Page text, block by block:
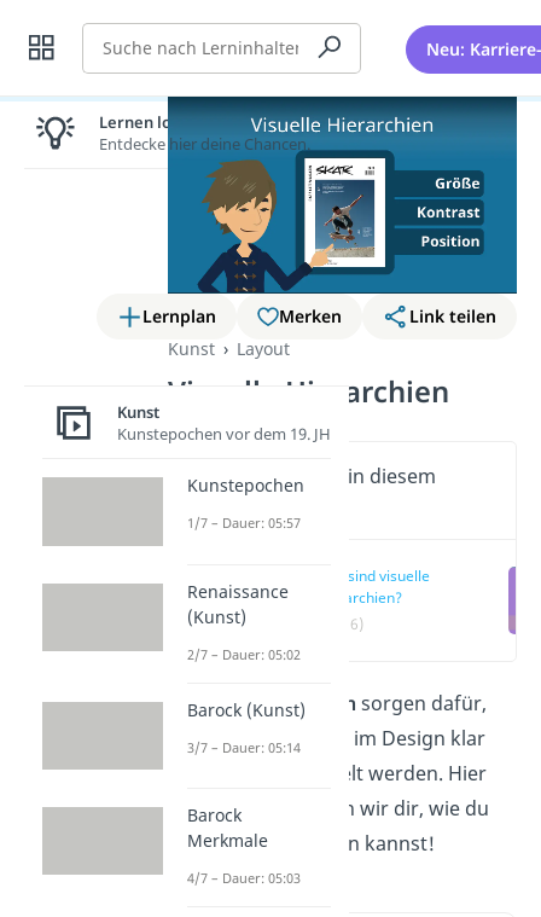
Suche Neu:
Lernplan Merken
Link teilen
Kunst
Layout
Visuelle Hierarchien
Wichtige Inhalte in diesem
Was sind visuelle
Hierarchien?
(00:16)
Visuelle Hierarchien sorgen dafür,
dass Informationen im Design klar
und gezielt vermittelt werden. Hier
und imVideo
zeigen wir dir, wie du
sie effektiv einsetzen kannst!
Lernen lohnt sich!
Entdecke hier deine Chancen.
Kunst
Kunstepochen vor dem 19. JH
Kunstepochen
1/7 – Dauer: 05:57
Renaissance
(Kunst)
2/7 – Dauer: 05:02
Barock (Kunst)
3/7 – Dauer: 05:14
Barock
Merkmale
4/7 – Dauer: 05:03